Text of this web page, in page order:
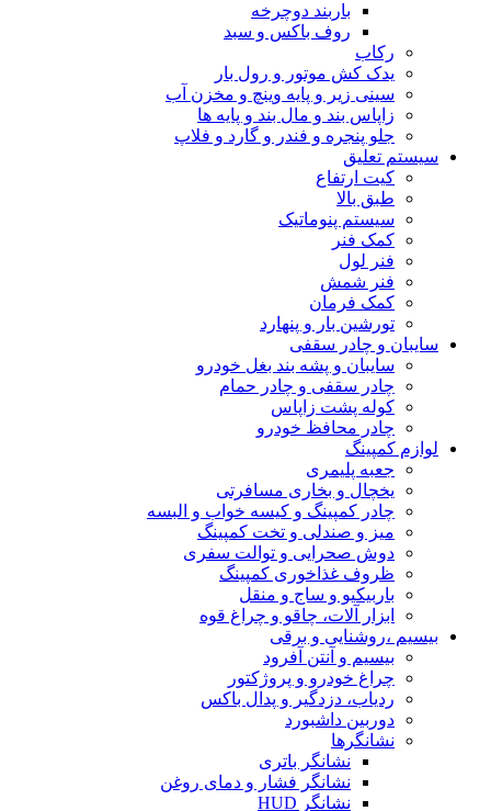
باربند دوچرخه
روف باکس و سبد
رکاب
یدک کش موتور و رول بار
سینی زیر و پایه وینچ و مخزن آب
زاپاس بند و مال بند و پایه ها
جلو پنجره و فندر و گارد و فلاپ
سیستم تعلیق
کیت ارتفاع
طبق بالا
سیستم پنوماتیک
کمک فنر
فنر لول
فنر شمش
کمک فرمان
تورشین بار و پنهارد
سایبان و چادر سقفی
سایبان و پشه بند بغل خودرو
چادر سقفی و چادر حمام
کوله پشت زاپاس
چادر محافظ خودرو
لوازم کمپینگ
جعبه پلیمری
یخچال و بخاری مسافرتی
چادر کمپینگ و کیسه خواب و البسه
میز و صندلی و تخت کمپینگ
دوش صحرایی و توالت سفری
ظروف غذاخوری کمپینگ
باربیکیو و ساج و منقل
ابزار آلات، چاقو و چراغ قوه
بیسیم ،روشنایی و برقی
بیسیم و آنتن آفرود
چراغ خودرو و پروژکتور
ردیاب، دزدگیر و پدال باکس
دوربین داشبورد
نشانگرها
نشانگر باتری
نشانگر فشار و دمای روغن
نشانگر HUD